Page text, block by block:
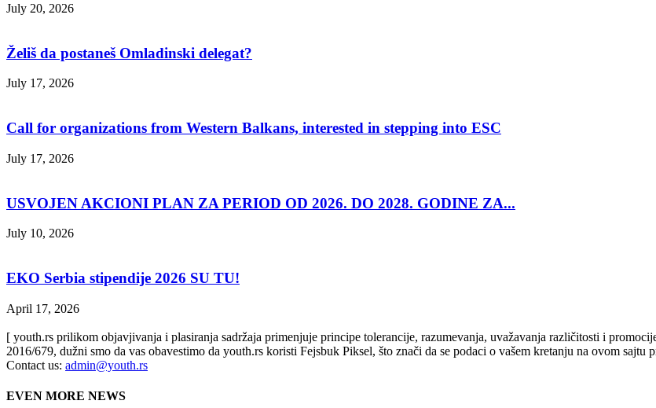
July 20, 2026
Želiš da postaneš Omladinski delegat?
July 17, 2026
Call for organizations from Western Balkans, interested in stepping into ESC
July 17, 2026
USVOJEN AKCIONI PLAN ZA PERIOD OD 2026. DO 2028. GODINE ZA...
July 10, 2026
EKO Serbia stipendije 2026 SU TU!
April 17, 2026
[ youth.rs prilikom objavjivanja i plasiranja sadržaja primenjuje principe tolerancije, razumevanja, uvažavanja različitosti i
2016/679, dužni smo da vas obavestimo da youth.rs koristi Fejsbuk Piksel, što znači da se podaci o vašem kretanju na ovom sajtu
Contact us: admin@youth.rs
EVEN MORE NEWS